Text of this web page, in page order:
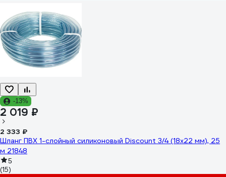
-13%
2 019 ₽
2 333 ₽
Шланг ПВХ 1-слойный силиконовый Discount 3/4 (18х22 мм), 25
м 21848
5
(15)